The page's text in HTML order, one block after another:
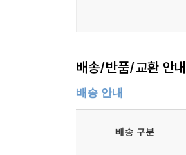
배송/반품/교환 안내
배송 안내
배송 구분